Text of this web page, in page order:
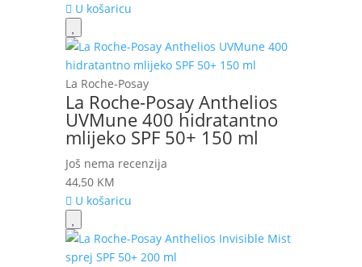
U košaricu
La Roche-Posay
La Roche-Posay Anthelios
UVMune 400 hidratantno
mlijeko SPF 50+ 150 ml
Još nema recenzija
44,50 KM
U košaricu